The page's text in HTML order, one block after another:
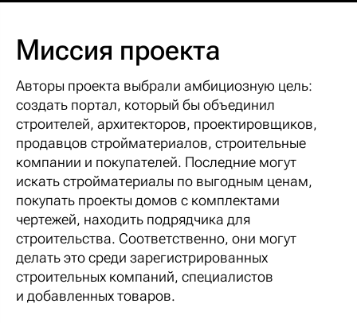
Миссия проекта
Авторы проекта выбрали амбициозную цель:
создать портал, который бы объединил
строителей, архитекторов, проектировщиков,
продавцов стройматериалов, строительные
компании и покупателей. Последние могут
искать стройматериалы по выгодным ценам,
покупать проекты домов с комплектами
чертежей, находить подрядчика для
строительства. Соответственно, они могут
делать это среди зарегистрированных
строительных компаний, специалистов
и добавленных товаров.